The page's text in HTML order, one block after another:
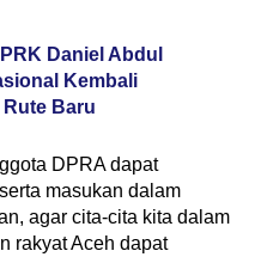
Daniel Abdul
Kembali
Baru
DPRA dapat
masukan dalam
agar cita-cita kita dalam
rakyat Aceh dapat